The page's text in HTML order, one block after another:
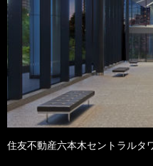
住友不動産六本木セントラルタ